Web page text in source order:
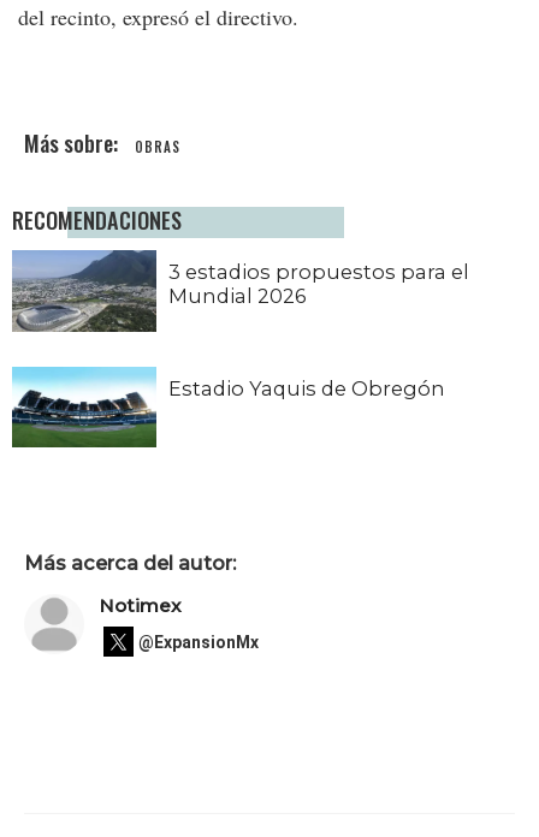
del recinto, expresó el directivo.
OBRAS
RECOMENDACIONES
3 estadios propuestos para el
Mundial 2026
Estadio Yaquis de Obregón
Más acerca del autor:
Notimex
@ExpansionMx